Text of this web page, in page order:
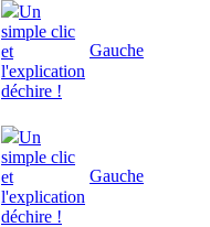
Un
simple clic
et
l'explication
déchire !
Gauche
Un
simple clic
et
l'explication
déchire !
Gauche